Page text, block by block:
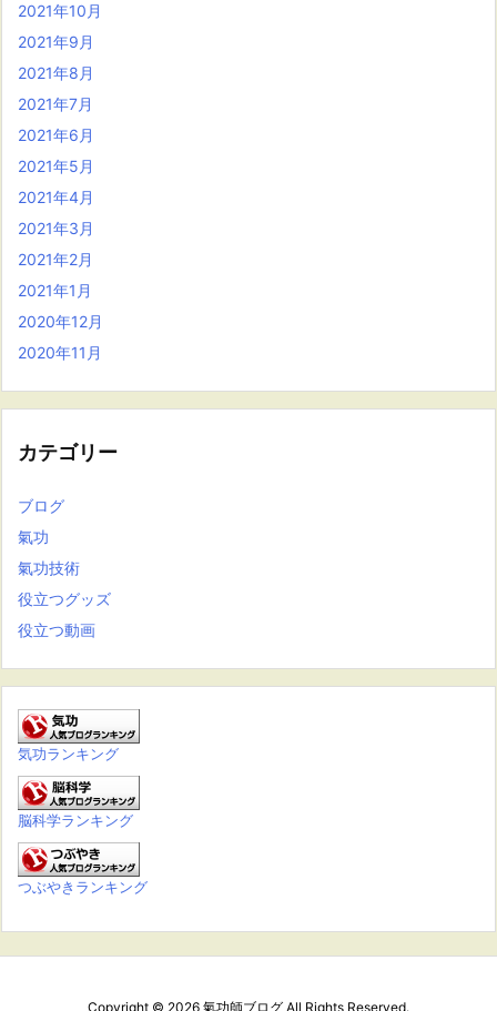
2021年10月
2021年9月
2021年8月
2021年7月
2021年6月
2021年5月
2021年4月
2021年3月
2021年2月
2021年1月
2020年12月
2020年11月
カテゴリー
ブログ
氣功
氣功技術
役立つグッズ
役立つ動画
気功ランキング
脳科学ランキング
つぶやきランキング
Copyright © 2026 氣功師ブログ All Rights Reserved.